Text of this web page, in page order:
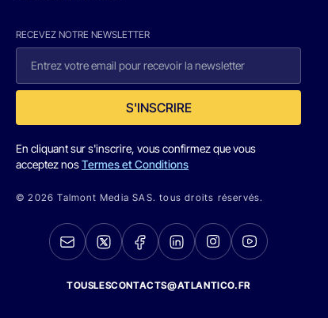
RECEVEZ NOTRE NEWSLETTER
S'INSCRIRE
En cliquant sur s'inscrire, vous confirmez que vous
acceptez nosTermes et Conditions
© 2026 Talmont Media SAS. tous droits réservés.
TOUSLESCONTACTS@ATLANTICO.FR